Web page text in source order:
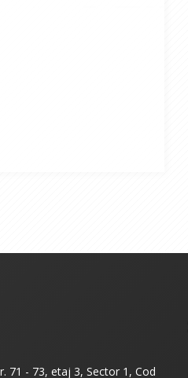
71 - 73, etaj 3, Sector 1, Cod